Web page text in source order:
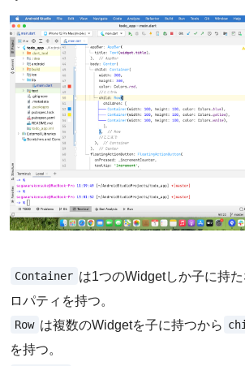
Container は1つのWidgetしか子に持
ロパティを持つ。
Row は複数のWidgetを子に持つから
を持つ。